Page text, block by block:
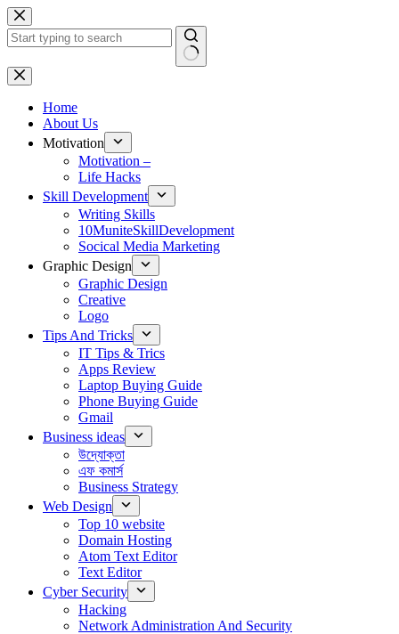
Skip
to
content
No
results
Home
About Us
Motivation
Motivation –
Life Hacks
Skill Development
Writing Skills
10MuniteSkillDevelopment
Socical Media Marketing
Graphic Design
Graphic Design
Creative
Logo
Tips And Tricks
IT Tips & Trics
Apps Review
Laptop Buying Guide
Phone Buying Guide
Gmail
Business ideas
উদ্যোক্তা
এফ কমার্স
Business Strategy
Web Design
Top 10 website
Domain Hosting
Atom Text Editor
Text Editor
Cyber Security
Hacking
Network Administration And Security